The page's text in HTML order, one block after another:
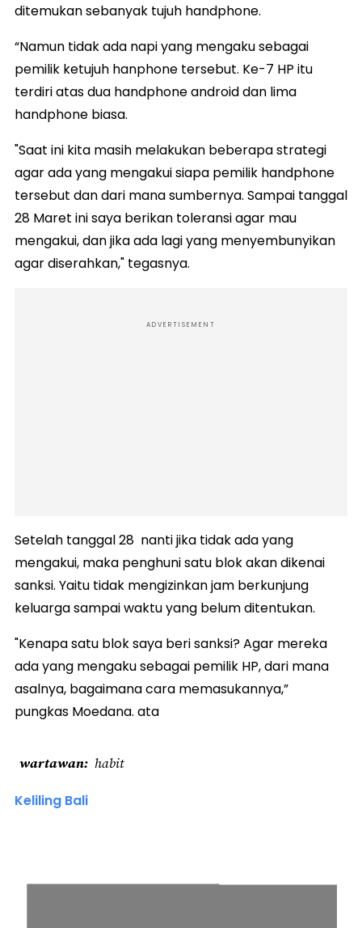
ditemukan sebanyak tujuh handphone.
“Namun tidak ada napi yang mengaku sebagai
pemilik ketujuh hanphone tersebut. Ke-7 HP itu
terdiri atas dua handphone android dan lima
handphone biasa.
"Saat ini kita masih melakukan beberapa strategi
agar ada yang mengakui siapa pemilik handphone
tersebut dan dari mana sumbernya. Sampai tanggal
28 Maret ini saya berikan toleransi agar mau
mengakui, dan jika ada lagi yang menyembunyikan
agar diserahkan," tegasnya.
ADVERTISEMENT
Setelah tanggal 28 nanti jika tidak ada yang
mengakui, maka penghuni satu blok akan dikenai
sanksi. Yaitu tidak mengizinkan jam berkunjung
keluarga sampai waktu yang belum ditentukan.
"Kenapa satu blok saya beri sanksi? Agar mereka
ada yang mengaku sebagai pemilik HP, dari mana
asalnya, bagaimana cara memasukannya,”
pungkas Moedana. ata
wartawan habit
Keliling Bali